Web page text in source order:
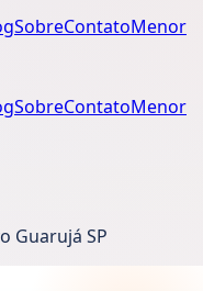
SobreContatoMenor
SobreContatoMenor
Guarujá SP